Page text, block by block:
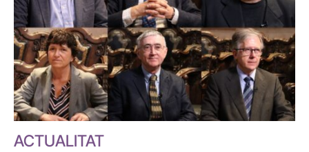
ACTUALITAT